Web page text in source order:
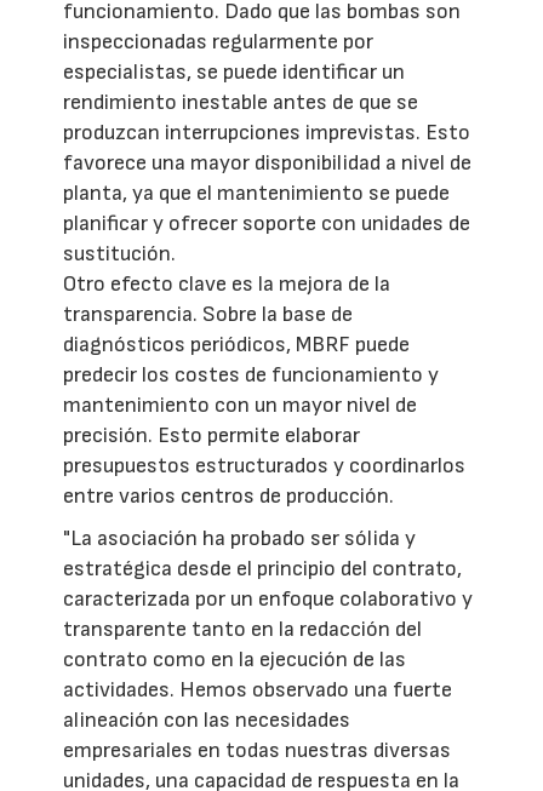
funcionamiento. Dado que las bombas son
inspeccionadas regularmente por
especialistas, se puede identificar un
rendimiento inestable antes de que se
produzcan interrupciones imprevistas. Esto
favorece una mayor disponibilidad a nivel de
planta, ya que el mantenimiento se puede
planificar y ofrecer soporte con unidades de
sustitución.
Otro efecto clave es la mejora de la
transparencia. Sobre la base de
diagnósticos periódicos, MBRF puede
predecir los costes de funcionamiento y
mantenimiento con un mayor nivel de
precisión. Esto permite elaborar
presupuestos estructurados y coordinarlos
entre varios centros de producción.
"La asociación ha probado ser sólida y
estratégica desde el principio del contrato,
caracterizada por un enfoque colaborativo y
transparente tanto en la redacción del
contrato como en la ejecución de las
actividades. Hemos observado una fuerte
alineación con las necesidades
empresariales en todas nuestras diversas
unidades, una capacidad de respuesta en la